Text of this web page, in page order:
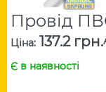
Провід
Ціна: 137.2 грн.
Є в наявності